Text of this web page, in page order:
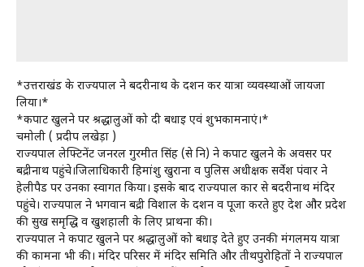
*उत्तराखंड के राज्यपाल ने बदरीनाथ के दर्शन कर यात्रा व्यवस्थाओं जायजा
लिया।*
*कपाट खुलने पर श्रद्धालुओं को दी बधाई एवं शुभकामनाएं।*
चमोली ( प्रदीप लखेड़ा )
राज्यपाल लेफ्टिनेंट जनरल गुरमीत सिंह (से नि) ने कपाट खुलने के अवसर पर
बद्रीनाथ पहुंचे।जिलाधिकारी हिमांशु खुराना व पुलिस अधीक्षक सर्वेश पंवार ने
हेलीपैड पर उनका स्वागत किया। इसके बाद राज्यपाल कार से बदरीनाथ मंदिर
पहुंचे। राज्यपाल ने भगवान बद्री विशाल के दर्शन व पूजा करते हुए देश और प्रदेश
की सुख समृद्धि व खुशहाली के लिए प्रार्थना की।
राज्यपाल ने कपाट खुलने पर श्रद्धालुओं को बधाई देते हुए उनकी मंगलमय यात्रा
की कामना भी की। मंदिर परिसर में मंदिर समिति और तीर्थपुरोहितों ने राज्यपाल